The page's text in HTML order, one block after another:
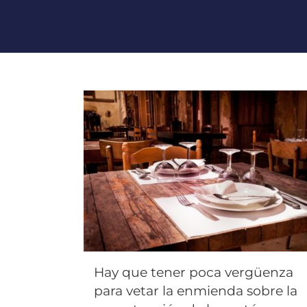
Hay que tener poca vergüenza
para vetar la enmienda sobre la